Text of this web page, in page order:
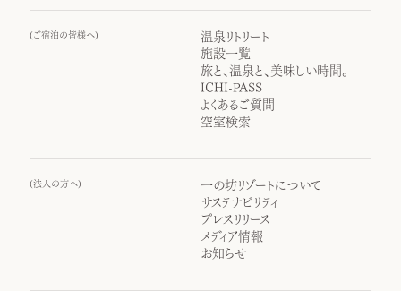
( ご宿泊の皆様へ)
温泉リトリート
施設一覧
旅と、温泉と、美味しい時間。
ICHI-PASS
よくあるご質問
空室検索
(法人の方へ)
一の坊リゾートについて
サステナビリティ
プレスリリース
メディア情報
お知らせ